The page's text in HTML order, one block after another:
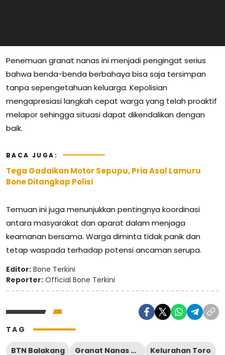
Penemuan granat nanas ini menjadi pengingat serius
bahwa benda-benda berbahaya bisa saja tersimpan
tanpa sepengetahuan keluarga. Kepolisian
mengapresiasi langkah cepat warga yang telah proaktif
melapor sehingga situasi dapat dikendalikan dengan
baik.
BACA JUGA:
Tega Gadaikan Motor Sepupu, Pria Asal Lamuru
Bone Ditangkap Polisi
Temuan ini juga menunjukkan pentingnya koordinasi
antara masyarakat dan aparat dalam menjaga
keamanan bersama. Warga diminta tidak panik dan
tetap waspada terhadap potensi ancaman serupa.
Editor: Bone Terkini
Reporter: Official Bone Terkini
TAG
BTN Balakang Granat Nanas BTN Balakang Kelurahan Toro